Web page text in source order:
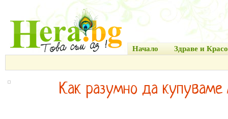
Начало Здраве и
Как разумно да купуваме